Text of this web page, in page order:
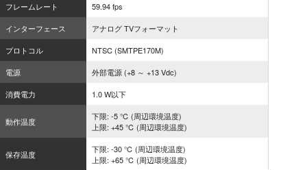
フレームレート
59.94 fps
インターフェース
アナログ TVフォーマット
プロトコル
NTSC (SMTPE170M)
電源
外部電源 (+8 ～ +13 Vdc)
消費電力
1.0 W以下
動作温度
下限: -5 ℃ (周辺環境温度)
上限: +45 ℃ (周辺環境温度)
保存温度
下限: -30 ℃ (周辺環境温度)
上限: +65 ℃ (周辺環境温度)